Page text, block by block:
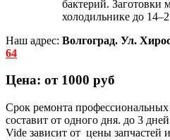
бактерий. Заготовки
холодильнике до
Наш адрес: Волгоград. Ул.
64
Цена: от 1000 руб
Срок ремонта
составит от одного дня. до 3
Vide зависит от цены запчастей